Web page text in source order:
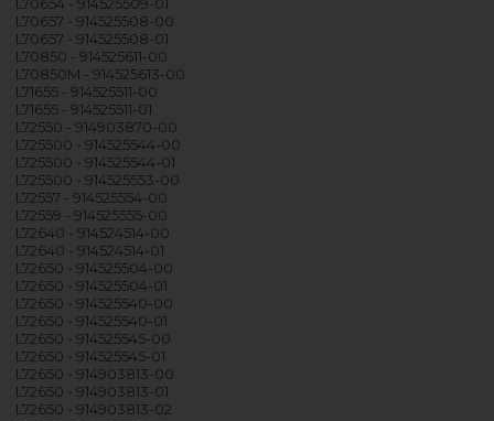
L70657 - 914525508-00
L70657 - 914525508-01
L70850 - 914525611-00
L70850M - 914525613-00
L71655 - 914525511-00
L71655 - 914525511-01
L72550 - 914903870-00
L725500 - 914525544-00
L725500 - 914525544-01
L725500 - 914525553-00
L72557 - 914525554-00
L72559 - 914525555-00
L72640 - 914524514-00
L72640 - 914524514-01
L72650 - 914525504-00
L72650 - 914525504-01
L72650 - 914525540-00
L72650 - 914525540-01
L72650 - 914525545-00
L72650 - 914525545-01
L72650 - 914903813-00
L72650 - 914903813-01
L72650 - 914903813-02